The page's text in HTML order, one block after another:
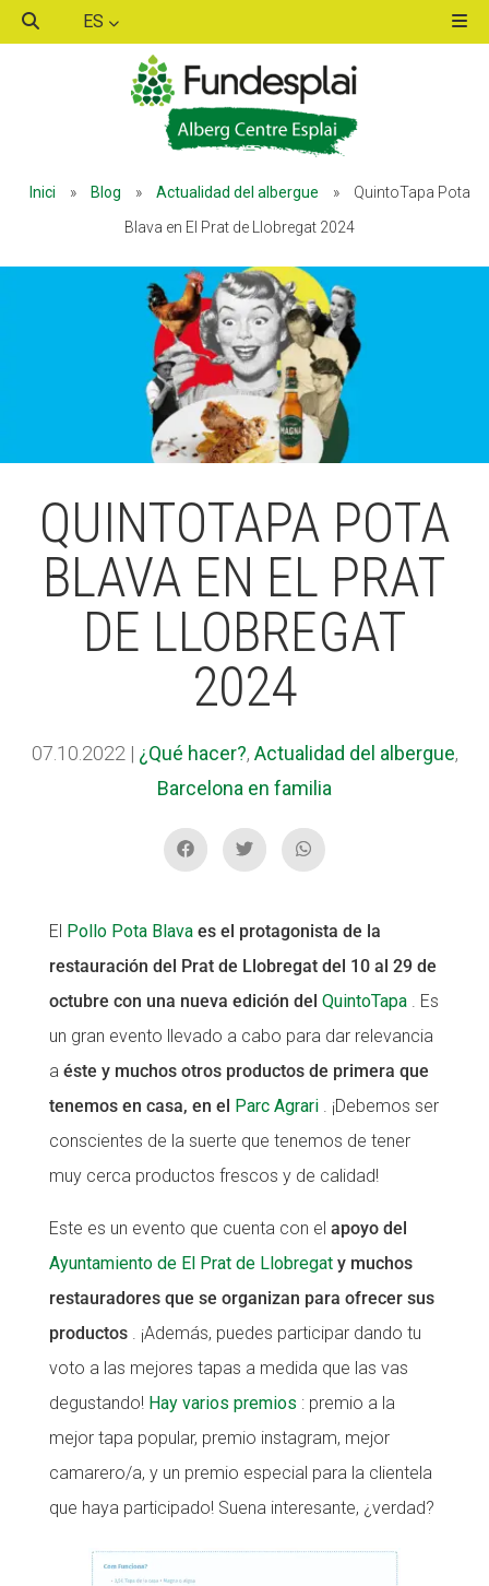
ES
Inici » Blog » Actualidad del albergue »
QuintoTapa Pota
Blava en El Prat de Llobregat 2024
QUINTOTAPA POTA
BLAVA EN EL PRAT
DE LLOBREGAT
2024
07.10.2022 | ¿Qué hacer?, Actualidad del albergue,
Barcelona en familia
El Pollo Pota Blavaes el protagonista de la
restauración del Prat de Llobregat del 10 al 29 de
octubre con una nueva edición del QuintoTapa. Es
un gran evento llevado a cabo para dar relevancia
a éste y muchos otros productos de primera que
tenemos en casa, en el Parc Agrari. ¡Debemos ser
conscientes de la suerte que tenemos de tener
muy cerca productos frescos y de calidad!
Este es un evento que cuenta con el apoyo del
Ayuntamiento de El Prat de Llobregaty muchos
restauradores que se organizan para ofrecer sus
productos. ¡Además, puedes participar dando tu
voto a las mejores tapas a medida que las vas
degustando! Hay varios premios : premio a la
mejor tapa popular, premio instagram, mejor
camarero/a, y un premio especial para la clientela
que haya participado! Suena interesante, ¿verdad?
ACTIVITATS D'ESTIU
MÓN ESCOLAR
ALBERG CENTRE ESPLAI
FORMACIÓ
ACCIÓ SOCIAL I JOVES
ESPLAIS
SUPORT TERCER SECTOR
La Fundació
L'equip
Missió i valors
Els comptes clars
Memòria d'activitats
Proposta educativa
ACTUALITAT
Notícies
Diari de la Fundació
Fundesplai als mitjans
Xarxes socials
ACTIVITATS D'ESTIU
MÓN ESCOLAR
ALBERG CENTRE ESPLAI
FORMACIÓ
ACCIÓ SOCIAL I JOVES
ESPLAIS
SUPORT TERCER SECTOR
La Fundació
L'equip
Missió i valors
Els comptes clars
Memòria d'activitats
Proposta educativa
ACTUALITAT
Notícies
Diari de la Fundació
Fundesplai als mitjans
Xarxes socials